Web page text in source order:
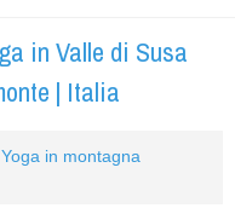
in Valle di Susa
| Italia
in montagna